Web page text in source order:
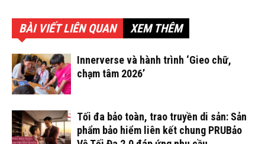
BÀI VIẾT LIÊN QUAN XEM THÊM
Innerverse và hành trình ‘Gieo chữ,
chạm tâm 2026’
Tối đa bảo toàn, trao truyền di sản: Sản
phẩm bảo hiểm liên kết chung PRUBảo